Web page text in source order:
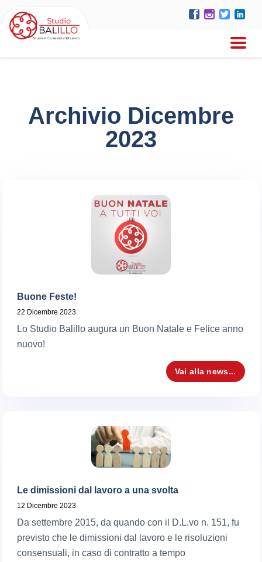
Archivio Dicembre
2023
Buone Feste!
22 Dicembre 2023
Lo Studio Balillo augura un Buon Natale e Felice anno
nuovo!
Vai alla news...
Le dimissioni dal lavoro a una svolta
12 Dicembre 2023
Da settembre 2015, da quando con il D.L.vo n. 151, fu
previsto che le dimissioni dal lavoro e le risoluzioni
consensuali, in caso di contratto a tempo